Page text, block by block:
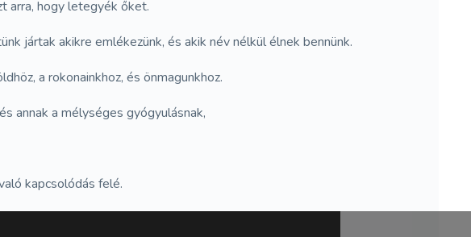
arra, hogy letegyék őket.
jártak akikre emlékezünk, és akik név nélkül élnek bennünk.
a rokonainkhoz, és önmagunkhoz.
annak a mélységes gyógyulásnak,
kapcsolódás felé.